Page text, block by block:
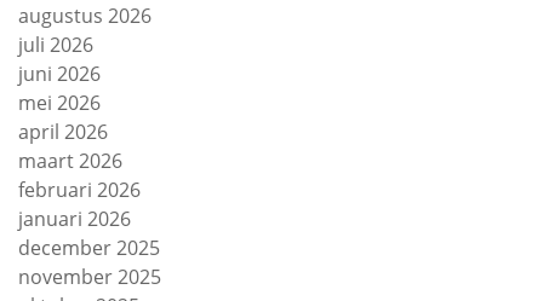
augustus 2026
juli 2026
juni 2026
mei 2026
april 2026
maart 2026
februari 2026
januari 2026
december 2025
november 2025